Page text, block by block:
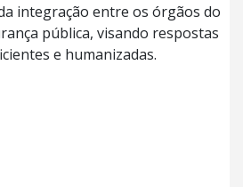
integração entre os órgãos do
pública, visando respostas
e humanizadas.